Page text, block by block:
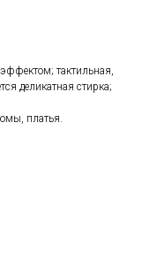
тактильная,
деликатная стирка;
платья.